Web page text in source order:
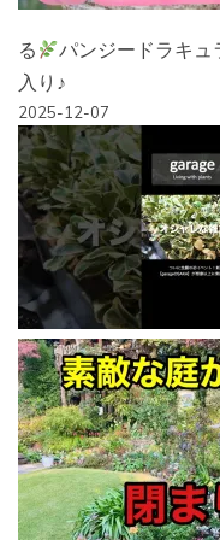
る
パンジードラキュ
入り♪
2025-12-07